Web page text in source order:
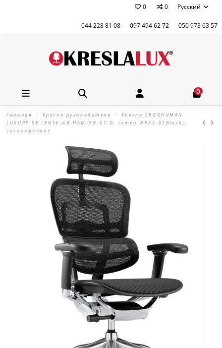
0 0 Русский
044 228 81 08 097 494 62 72 050 973 63 57
0
Главная Кресла руководителя
Кресло ERGOHUMAN
LUXURY SE (EHSE-AB-HAM-5D-ST-D, сетка W945-01Black),
эргономичное